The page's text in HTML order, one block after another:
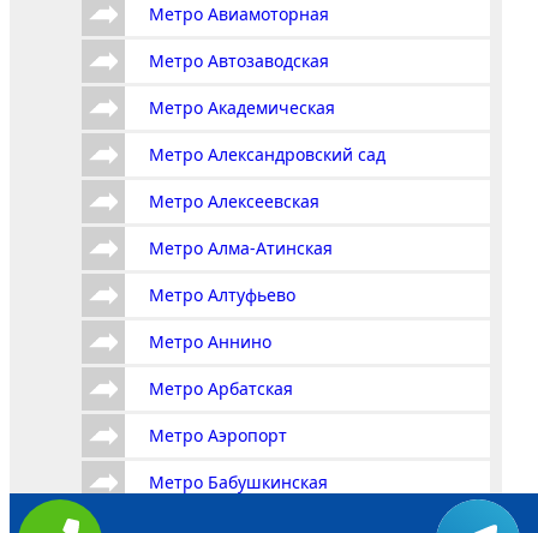
Метро Авиамоторная
Метро Автозаводская
Метро Академическая
Метро Александровский сад
Метро Алексеевская
Метро Алма-Атинская
Метро Алтуфьево
Метро Аннино
Метро Арбатская
Метро Аэропорт
Метро Бабушкинская